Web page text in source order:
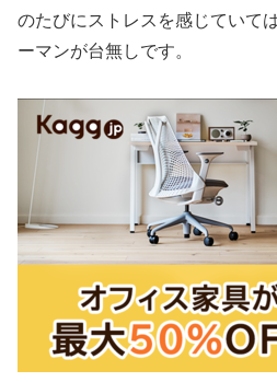
のたびにストレスを感じていて
ーマンが台無しです。